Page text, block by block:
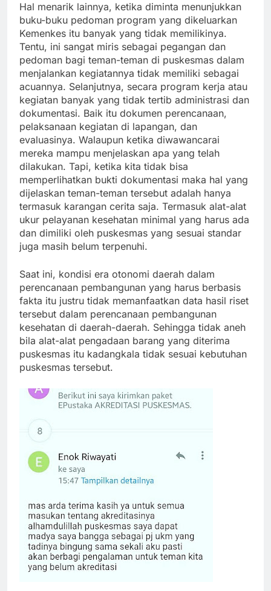
Hal menarik lainnya, ketika diminta menunjukkan
buku-buku pedoman program yang dikeluarkan
Kemenkes itu banyak yang tidak memilikinya.
Tentu, ini sangat miris sebagai pegangan dan
pedoman bagi teman-teman di puskesmas dalam
menjalankan kegiatannya tidak memiliki sebagai
acuannya. Selanjutnya, secara program kerja atau
kegiatan banyak yang tidak tertib administrasi dan
dokumentasi. Baik itu dokumen perencanaan,
pelaksanaan kegiatan di lapangan, dan
evaluasinya. Walaupun ketika diwawancarai
mereka mampu menjelaskan apa yang telah
dilakukan. Tapi, ketika kita tidak bisa
memperlihatkan bukti dokumentasi maka hal yang
dijelaskan teman-teman tersebut adalah hanya
termasuk karangan cerita saja. Termasuk alat-alat
ukur pelayanan kesehatan minimal yang harus ada
dan dimiliki oleh puskesmas yang sesuai standar
juga masih belum terpenuhi.
Saat ini, kondisi era otonomi daerah dalam
perencanaan pembangunan yang harus berbasis
fakta itu justru tidak memanfaatkan data hasil riset
tersebut dalam perencanaan pembangunan
kesehatan di daerah-daerah. Sehingga tidak aneh
bila alat-alat pengadaan barang yang diterima
puskesmas itu kadangkala tidak sesuai kebutuhan
puskesmas tersebut.